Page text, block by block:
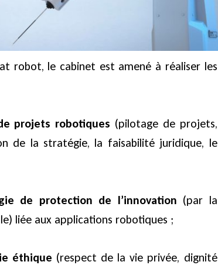
robot, le cabinet est amené à réaliser les
projets robotiques (pilotage de projets,
de la stratégie, la faisabilité juridique, le
de protection de l’innovation (par la
liée aux applications robotiques ;
éthique (respect de la vie privée, dignité